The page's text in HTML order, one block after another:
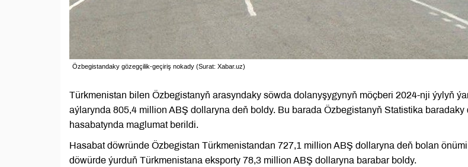
Özbegistandaky gözegçilik-geçiriş nokady (Surat: Xabar.uz)
Türkmenistan bilen Özbegistanyň arasyndaky söwda dolanyşygynyň möçberi 2024-nji ýylyň
aýlarynda 805,4 million ABŞ dollaryna deň boldy. Bu barada Özbegistanyň Statistika baradaky
hasabatynda maglumat berildi.
Hasabat döwründe Özbegistan Türkmenistandan 727,1 million ABŞ dollaryna deň bolan
döwürde ýurduň Türkmenistana eksporty 78,3 million ABŞ dollaryna barabar boldy.